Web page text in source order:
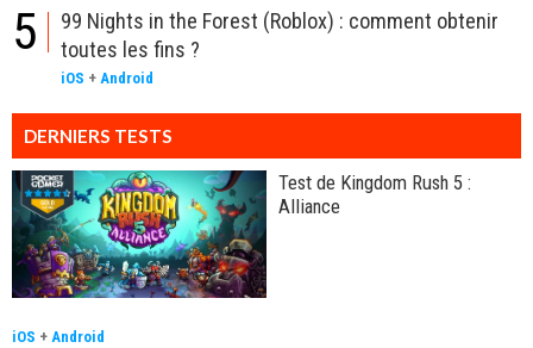
5
99 Nights in the Forest (Roblox) : comment obtenir
toutes les fins ?
iOS + Android
DERNIERS TESTS
Test de Kingdom Rush 5 :
Alliance
iOS + Android